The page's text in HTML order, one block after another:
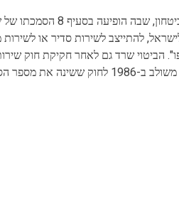
מקורו של הביטוי בגרסתו הראשונה (מ־1949)
להתייצב לשירות סדיר או
הביטוי שרד גם לאחר חקיקת חוק